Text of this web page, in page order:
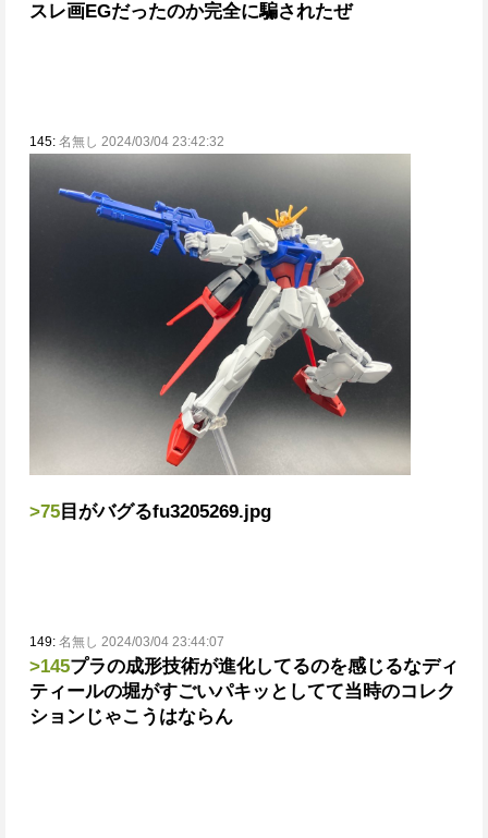
スレ画EGだったのか完全に騙されたぜ
145: 名無し 2024/03/04 23:42:32
>75 目がバグるfu3205269.jpg
149: 名無し 2024/03/04 23:44:07
>145プラの成形技術が進化してるのを感じるなディ
ティールの堀がすごいパキッとしてて当時のコレク
ションじゃこうはならん